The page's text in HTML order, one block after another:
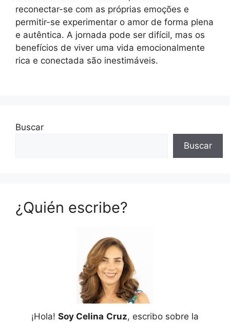
reconectar-se com as próprias emoções e
permitir-se experimentar o amor de forma plena
e autêntica. A jornada pode ser difícil, mas os
benefícios de viver uma vida emocionalmente
rica e conectada são inestimáveis.
Buscar
Buscar
¿Quién escribe?
¡Hola! Soy Celina Cruz, escribo sobre la